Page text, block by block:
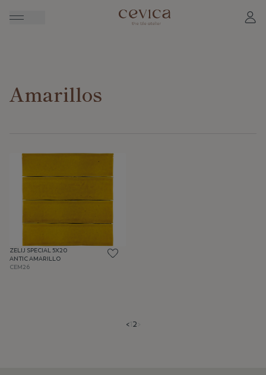
Amarillos
ZELIJ SPECIAL 5X20
ANTIC AMARILLO
CEM26
<1 2